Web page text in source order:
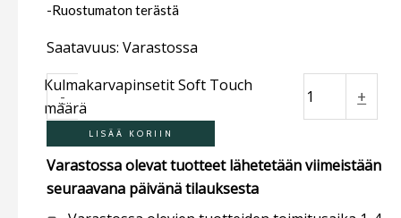
-Ruostumaton terästä
Saatavuus: Varastossa
-
Kulmakarvapinsetit Soft Touch
määrä
+
LISÄÄ KORIIN
Varastossa olevat tuotteet lähetetään viimeistään
seuraavana päivänä tilauksesta